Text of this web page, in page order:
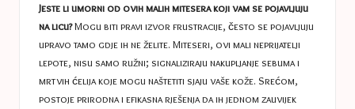
Jeste li umorni od ovih malih mitesera koji vam se pojavljuju
na licu?Mogu biti pravi izvor frustracije, često se pojavljuju
upravo tamo gdje ih ne želite. Miteseri, ovi mali neprijatelji
lepote, nisu samo ružni; signaliziraju nakupljanje sebuma i
mrtvih ćelija koje mogu naštetiti sjaju vaše kože. Srećom,
postoje prirodna i efikasna rješenja da ih jednom zauvijek